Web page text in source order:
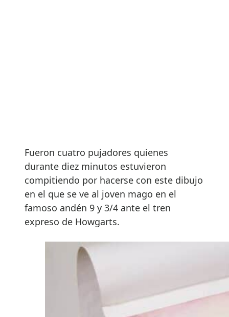
Fueron cuatro pujadores quienes
durante diez minutos estuvieron
compitiendo por hacerse con este dibujo
en el que se ve al joven mago en el
famoso andén 9 y 3/4 ante el tren
expreso de Howgarts.